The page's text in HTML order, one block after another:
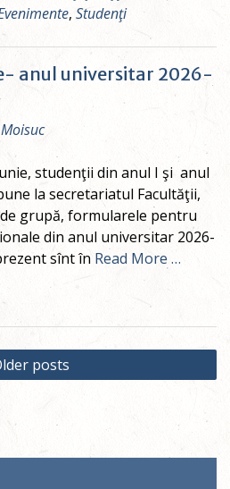
, Studenţi
anul universitar 2026-
studenţii din anul I şi anul
la secretariatul Facultăţii,
grupă, formularele pentru
din anul universitar 2026-
sînt în Read More …
posts